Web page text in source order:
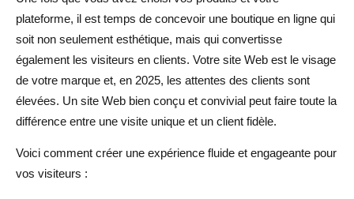
plateforme, il est temps de concevoir une boutique en ligne qui
soit non seulement esthétique, mais qui convertisse
également les visiteurs en clients. Votre site Web est le visage
de votre marque et, en 2025, les attentes des clients sont
élevées. Un site Web bien conçu et convivial peut faire toute la
différence entre une visite unique et un client fidèle.
Voici comment créer une expérience fluide et engageante pour
vos visiteurs :